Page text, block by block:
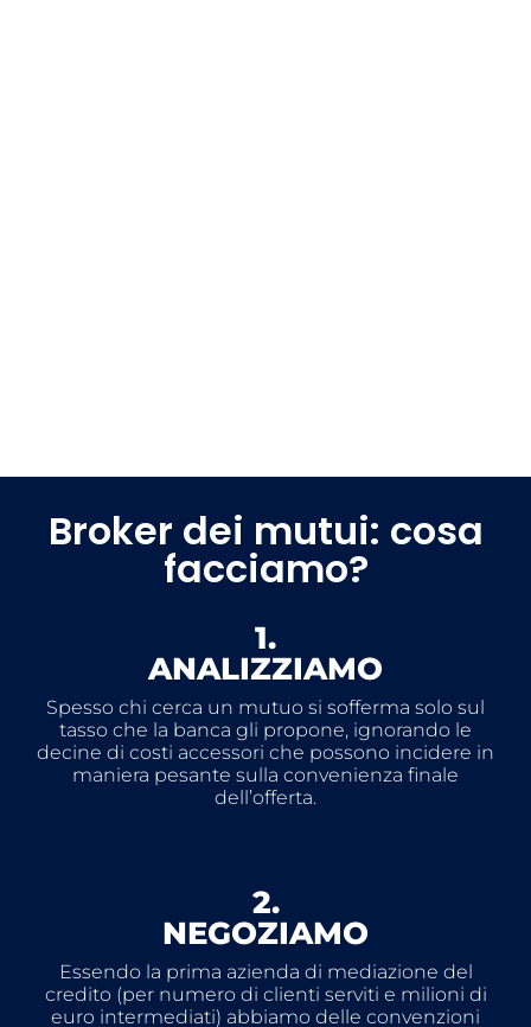
Broker dei mutui: cosa
facciamo?
1.
ANALIZZIAMO
Spesso chi cerca un mutuo si sofferma solo sul
tasso che la banca gli propone, ignorando le
decine di costi accessori che possono incidere in
maniera pesante sulla convenienza finale
dell’offerta.
2.
NEGOZIAMO
Essendo la prima azienda di mediazione del
credito (per numero di clienti serviti e milioni di
euro intermediati) abbiamo delle convenzioni